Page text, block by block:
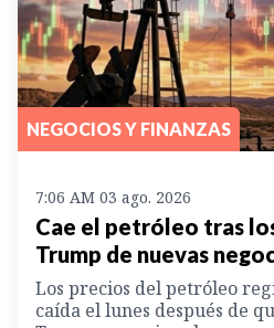
NEGOCIOS Y FINANZAS
7:06 AM 03 ago. 2026
Cae el petróleo tras
Trump de nuevas
Los precios del petróleo
caída el lunes después de